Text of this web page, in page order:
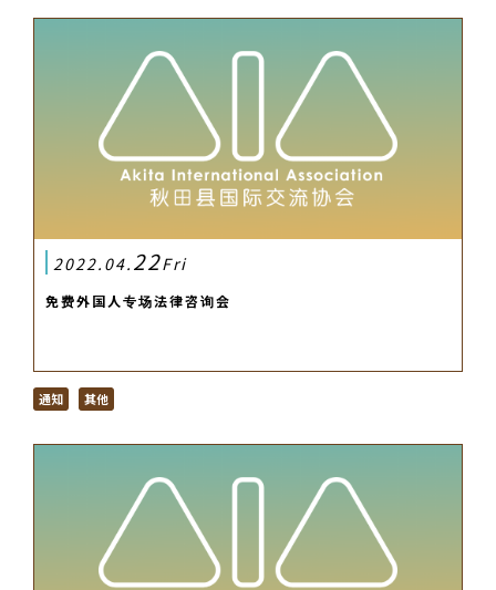
2022.04. 22Fri
免费外国人专场法律咨询会
通知 其他